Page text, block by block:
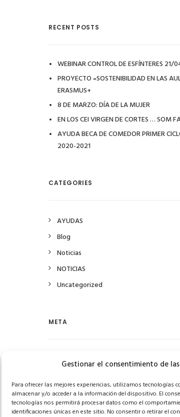
Gestionar el consentimiento de
Para ofrecer las mejores experiencias, utilizamos tecnologías
almacenar y/o acceder a la información del dispositivo. El
tecnologías nos permitirá procesar datos como el
identificaciones únicas en este sitio. No consentir o retirar el
RECENT POSTS
WEBINAR CONTROL DE ESFÍNTERES
PROYECTO «SOSTENIBILIDAD EN LAS
ERASMUS+
8 DE MARZO: DÍA DE LA MUJER
EN LOS CEI VIRGEN DE CORTES … SOM
AYUDA BECA DE COMEDOR PRIMER
2020-2021
CATEGORIES
AYUDAS
Blog
Noticias
NOTICIAS
Uncategorized
META
Acceder
Feed de comentarios
WordPress.org